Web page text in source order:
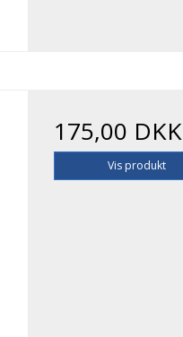
175,00 DKK
Vis produkt